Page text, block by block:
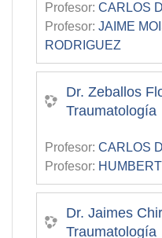
Profesor: CARLOS
Profesor: JAIME
RODRIGUEZ
Dr. Zeballos
Traumatología
Profesor: CARLOS
Profesor:
Dr. Jaimes
Traumatología